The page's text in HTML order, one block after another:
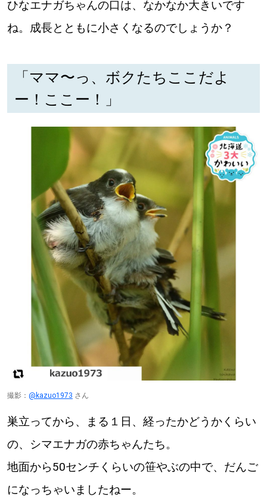
ひなエナガちゃんの口は、なかなか大きいです
ね。成長とともに小さくなるのでしょうか？
「ママ〜っ、ボクたちここだよ
ー！ここー！」
撮影： @kazuo1973 さん
巣立ってから、まる１日、経ったかどうかくらい
の、シマエナガの赤ちゃんたち。
地面から50センチくらいの笹やぶの中で、だんご
になっちゃいましたねー。